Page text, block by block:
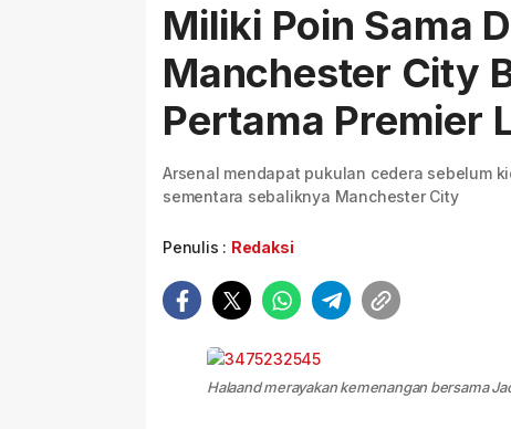
Miliki Poin Sama
Manchester City
Pertama Premier
Arsenal mendapat pukulan cedera sebelum
sementara sebaliknya Manchester City
Penulis : Redaksi
Halaand merayakan kemenangan bersama